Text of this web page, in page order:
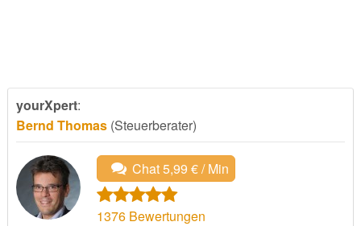
yourXpert:
Bernd Thomas(Steuerberater)
Chat 5,99 € / Min
1376Bewertungen